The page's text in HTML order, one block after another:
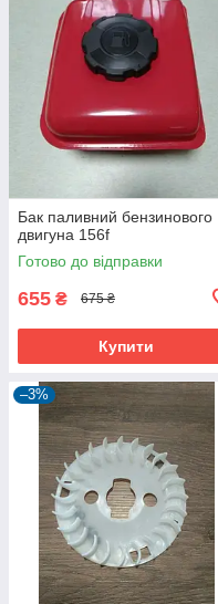
Бак паливний бензинового
двигуна 156f
Готово до відправки
655 ₴ 675 ₴
Купити
–3%